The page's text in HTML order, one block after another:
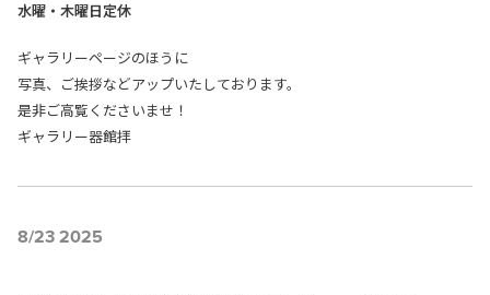
水曜・木曜日定休
ギャラリーページのほうに
写真、ご挨拶などアップいたしております。
是非ご高覧くださいませ！
ギャラリー器館拝
8/23 2025